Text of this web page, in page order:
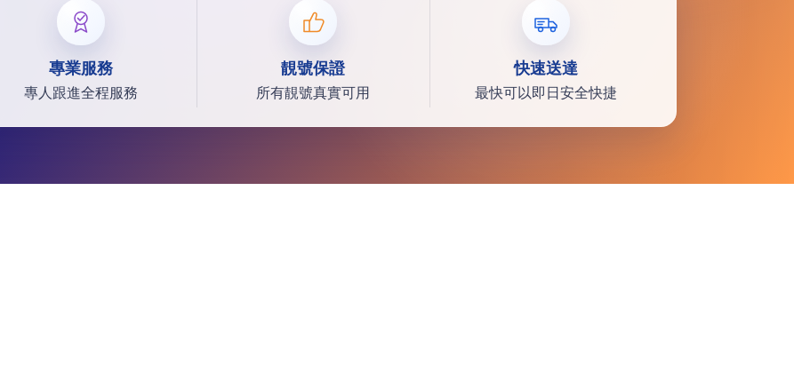
專業服務
專人跟進全程服務
靚號保證
所有靚號真實可用
快速送達
最快可以即日安全快捷